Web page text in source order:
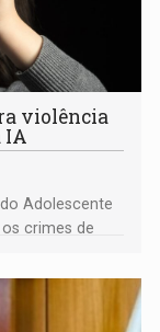
violência
IA
Adolescente
crimes de